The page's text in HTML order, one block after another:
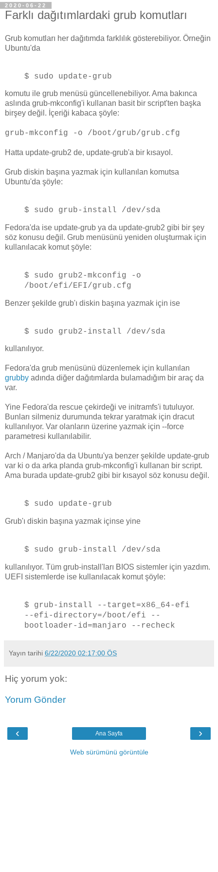
2020-06-22
Farklı dağıtımlardaki grub komutları
Grub komutları her dağıtımda farklılık gösterebiliyor. Örneğin
Ubuntu'da
$ sudo update-grub
komutu ile grub menüsü güncellenebiliyor. Ama bakınca
aslında grub-mkconfig'i kullanan basit bir script'ten başka
birşey değil. İçeriği kabaca şöyle:
grub-mkconfig -o /boot/grub/grub.cfg
Hatta update-grub2 de, update-grub'a bir kısayol.
Grub diskin başına yazmak için kullanılan komutsa
Ubuntu'da şöyle:
$ sudo grub-install /dev/sda
Fedora'da ise update-grub ya da update-grub2 gibi bir şey
söz konusu değil. Grub menüsünü yeniden oluşturmak için
kullanılacak komut şöyle:
$ sudo grub2-mkconfig -o
/boot/efi/EFI/grub.cfg
Benzer şekilde grub'ı diskin başına yazmak için ise
$ sudo grub2-install /dev/sda
kullanılıyor.
Fedora'da grub menüsünü düzenlemek için kullanılan
grubby adında diğer dağıtımlarda bulamadığım bir araç da
var.
Yine Fedora'da rescue çekirdeği ve initramfs'i tutuluyor.
Bunları silmeniz durumunda tekrar yaratmak için dracut
kullanılıyor. Var olanların üzerine yazmak için --force
parametresi kullanılabilir.
Arch / Manjaro'da da Ubuntu'ya benzer şekilde update-grub
var ki o da arka planda grub-mkconfig'i kullanan bir script.
Ama burada update-grub2 gibi bir kısayol söz konusu değil.
$ sudo update-grub
Grub'ı diskin başına yazmak içinse yine
$ sudo grub-install /dev/sda
kullanılıyor. Tüm grub-install'ları BIOS sistemler için yazdım.
UEFI sistemlerde ise kullanılacak komut şöyle:
$ grub-install --target=x86_64-efi
--efi-directory=/boot/efi --
bootloader-id=manjaro --recheck
Yayın tarihi 6/22/2020 02:17:00 ÖS
Hiç yorum yok:
Yorum Gönder
‹ ›
Ana Sayfa
Web sürümünü görüntüle